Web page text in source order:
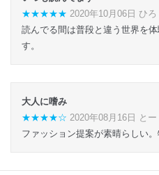
★★★★★ 2020年10月06日 ひろ
読んでる間は普段と違う世界を
す。
大人に嗜み
★★★★☆ 2020年08月16日 とー
ファッション提案が素晴らしい